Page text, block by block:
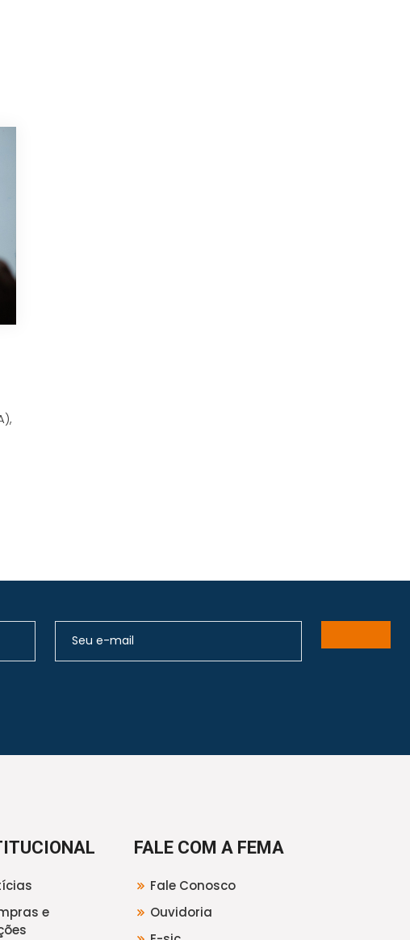
e
FALE COM A FEMA
Fale Conosco
Ouvidoria